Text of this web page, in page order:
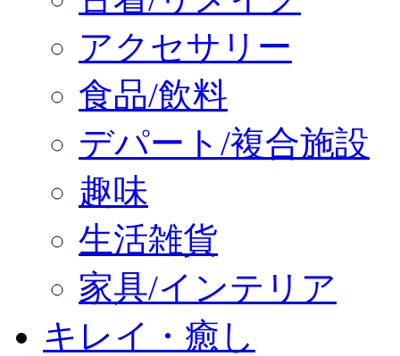
アクセサリー
食品/飲料
デパート/複合施設
趣味
生活雑貨
家具/インテリア
キレイ・癒し